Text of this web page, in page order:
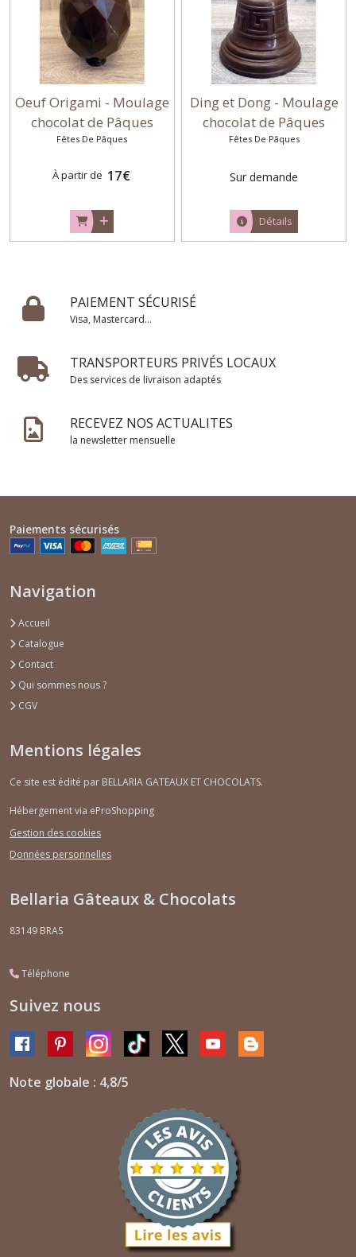
Oeuf Origami - Moulage
chocolat de Pâques
Fêtes De Pâques
À partir de 17€
Ding et Dong - Moulage
chocolat de Pâques
Fêtes De Pâques
Sur demande
Détails
PAIEMENT SÉCURISÉ
Visa, Mastercard...
TRANSPORTEURS PRIVÉS LOCAUX
Des services de livraison adaptés
RECEVEZ NOS ACTUALITES
la newsletter mensuelle
Paiements sécurisés
Navigation
Accueil
Catalogue
Contact
Qui sommes nous ?
CGV
Mentions légales
Ce site est édité par BELLARIA GATEAUX ET CHOCOLATS.
Hébergement via eProShopping
Gestion des cookies
Données personnelles
Bellaria Gâteaux & Chocolats
83149 BRAS
Téléphone
Suivez nous
Note globale : 4,8/5